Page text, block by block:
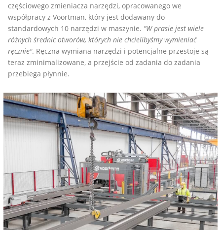
częściowego zmieniacza narzędzi, opracowanego we
współpracy z Voortman, który jest dodawany do
standardowych 10 narzędzi w maszynie. "W prasie jest wiele
różnych średnic otworów, których nie chcielibyśmy wymieniać
ręcznie". Ręczna wymiana narzędzi i potencjalne przestoje są
teraz zminimalizowane, a przejście od zadania do zadania
przebiega płynnie.